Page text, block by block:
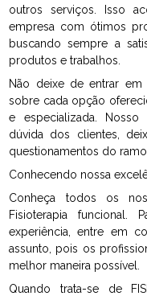
outros serviços. Isso
empresa com ótimos
buscando sempre a
produtos e trabalhos.
Não deixe de entrar
sobre cada opção
e especializada.
dúvida dos clientes,
questionamentos do ramo.
Conhecendo nossa
Conheça todos os
Fisioterapia funcional.
experiência, entre em
assunto, pois os
melhor maneira possível.
Quando trata-se de